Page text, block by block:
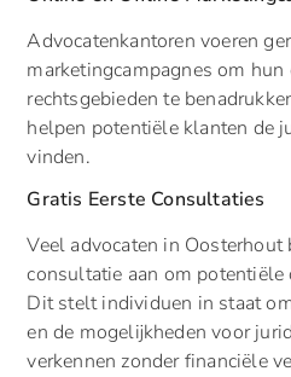
Advocatenkantoren voeren
marketingcampagnes om
rechtsgebieden te
helpen potentiële klanten de
vinden.
Gratis Eerste Consultaties
Veel advocaten in Oosterhout
consultatie aan om potentiële
Dit stelt individuen in staat
en de mogelijkheden voor
verkennen zonder financiële